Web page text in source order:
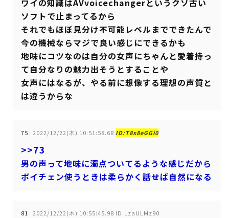
ワイの知識はAVvoicechangerというクソ古い
ソフトで止まってるから
それでもほぼ見分け不可能レベルまでできたんで
今の機械ならマジで良い感じにできるかも
地味にコツなのは自分の女声にちゃんと愛着持っ
て自分なりの魅力出そうとすることや
女声にはなるが、やる前に想像する理想の声質と
は違うからな
75 : 2022/12/22(木) 10:51:58.68 ID:T8x8eGGi0
>>73
男の声って地味に濁点ついてるような感じだから
ボイチェン使うときは柔らかく話せば自然になる
81 : 2022/12/22(木) 10:55:45.98 ID:LzaULMz90